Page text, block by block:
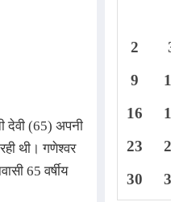
देवी (65) अपनी
थी। गणेश्वर
65 वर्षीय
2
9
16
23
30